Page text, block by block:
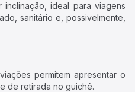
inclinação, ideal para viagens
sanitário e, possivelmente,
permitem apresentar o
de retirada no guichê.